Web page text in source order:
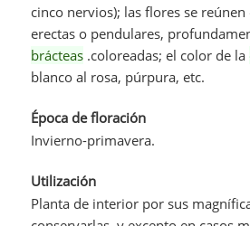
cinco nervios); las flores se reúnen
erectas o pendulares,
brácteas .coloreadas; el color de la
blanco al rosa, púrpura, etc.
Época de floración
Invierno-primavera.
Utilización
Planta de interior por sus